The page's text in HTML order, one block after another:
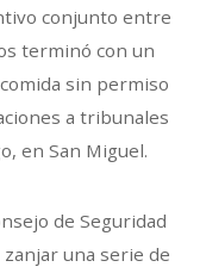
conjunto entre
terminó con un
sin permiso
a tribunales
en San Miguel.
de Seguridad
una serie de